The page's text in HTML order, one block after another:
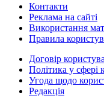
Контакти
Реклама на сайті
Використання
Правила
Договір
Політика у сфері
Угода щодо
Редакція